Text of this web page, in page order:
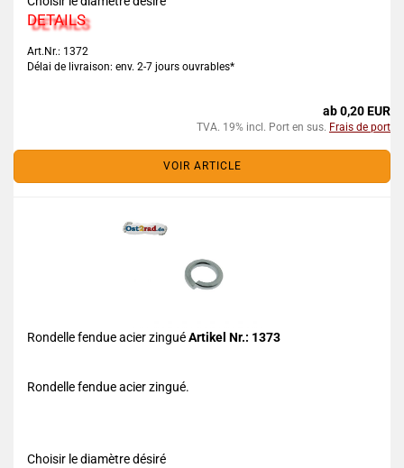
DETAILS
Art.Nr.: 1372
Délai de livraison: env. 2-7 jours ouvrables*
ab 0,20 EUR
TVA. 19% incl. Port en sus. Frais de port
VOIR ARTICLE
Rondelle fendue acier zinguéArtikel Nr.: 1373
Rondelle fendue acier zingué.
Choisir le diamètre désiré